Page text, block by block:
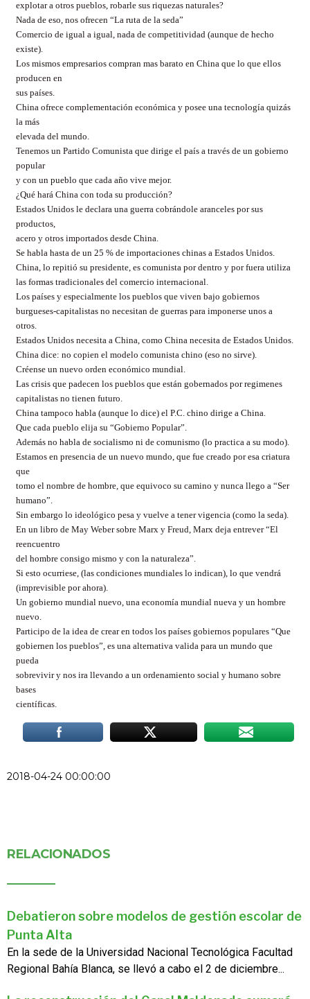
explotar a otros pueblos, robarle sus riquezas naturales?
Nada de eso, nos ofrecen “La ruta de la seda”
Comercio de igual a igual, nada de competitividad (aunque de hecho
existe).
Los mismos empresarios compran mas barato en China que lo que ellos
producen en
sus países.
China ofrece complementación económica y posee una tecnología quizás
la más
elevada del mundo.
Tenemos un Partido Comunista que dirige el país a través de un gobierno
popular
y con un pueblo que cada año vive mejor.
¿Qué hará China con toda su producción?
Estados Unidos le declara una guerra cobrándole aranceles por sus
productos,
acero y otros importados desde China.
Se habla hasta de un 25 % de importaciones chinas a Estados Unidos.
China, lo repitió su presidente, es comunista por dentro y por fuera utiliza
las formas tradicionales del comercio internacional.
Los países y especialmente los pueblos que viven bajo gobiernos
burgueses-capitalistas no necesitan de guerras para imponerse unos a
otros.
Estados Unidos necesita a China, como China necesita de Estados Unidos.
China dice: no copien el modelo comunista chino (eso no sirve).
Créense un nuevo orden económico mundial.
Las crisis que padecen los pueblos que están gobernados por regimenes
capitalistas no tienen futuro.
China tampoco habla (aunque lo dice) el P.C. chino dirige a China.
Que cada pueblo elija su “Gobierno Popular”.
Además no habla de socialismo ni de comunismo (lo practica a su modo).
Estamos en presencia de un nuevo mundo, que fue creado por esa criatura
que
tomo el nombre de hombre, que equivoco su camino y nunca llego a “Ser
humano”.
Sin embargo lo ideológico pesa y vuelve a tener vigencia (como la seda).
En un libro de May Weber sobre Marx y Freud, Marx deja entrever “El
reencuentro
del hombre consigo mismo y con la naturaleza”.
Si esto ocurriese, (las condiciones mundiales lo indican), lo que vendrá
(imprevisible por ahora).
Un gobierno mundial nuevo, una economía mundial nueva y un hombre
nuevo.
Participo de la idea de crear en todos los países gobiernos populares “Que
gobiernen los pueblos”, es una alternativa valida para un mundo que
pueda
sobrevivir y nos ira llevando a un ordenamiento social y humano sobre
bases
científicas.
2018-04-24 00:00:00
RELACIONADOS
Debatieron sobre modelos de gestión escolar de
Punta Alta
En la sede de la Universidad Nacional Tecnológica Facultad
Regional Bahía Blanca, se llevó a cabo el 2 de diciembre...